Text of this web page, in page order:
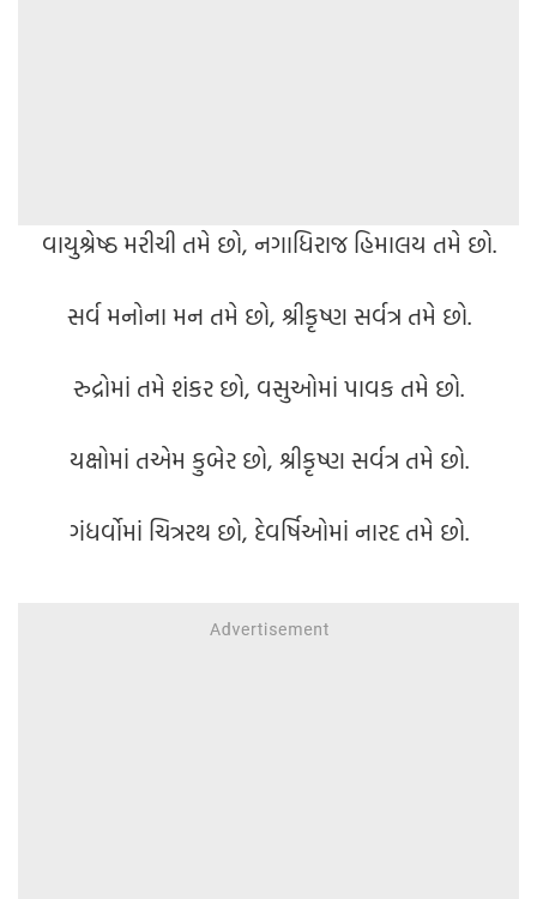
વાયુશ્રેષ્ઠ મરીચી તમે છો, નગાધિરાજ હિમાલય તમે છો.
સર્વ મનોના મન તમે છો, શ્રીકૃષ્ણ સર્વત્ર તમે છો.
રુદ્રોમાં તમે શંકર છો, વસુઓમાં પાવક તમે છો.
યક્ષોમાં તએમ કુબેર છો, શ્રીકૃષ્ણ સર્વત્ર તમે છો.
ગંધર્વોમાં ચિત્રરથ છો, દેવર્ષિઓમાં નારદ તમે છો.